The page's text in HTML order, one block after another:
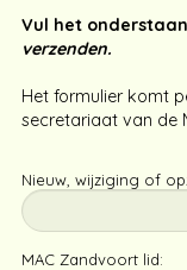
Vul het
verzenden.
Het formulier komt
secretariaat van de
Nieuw, wijziging of
MAC Zandvoort lid: